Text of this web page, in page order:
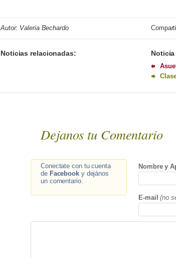
Autor: Valeria Bechardo
Noticias relacionadas:
Dejanos tu Comentario
Conectate con tu cuenta
de Facebooky dejános
un comentario.
Nombre y
E-mail (no